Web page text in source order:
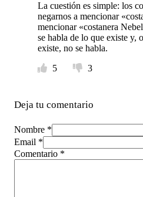
La cuestión es simple: los
negarnos a mencionar
mencionar «costanera
se habla de lo que existe y,
existe, no se habla.
5
3
Deja tu comentario
Nombre *
Email *
Comentario *